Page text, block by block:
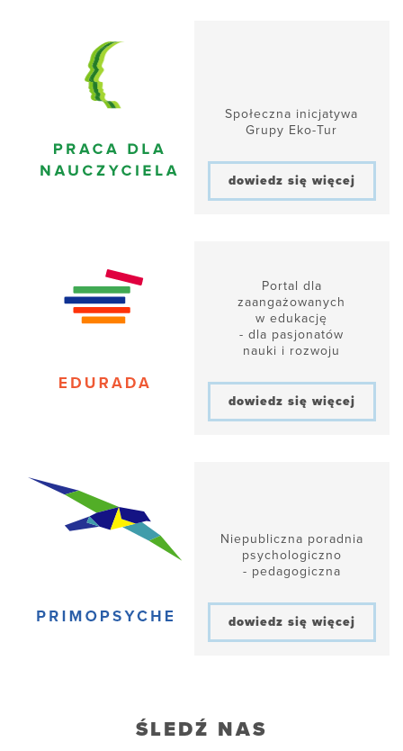
Społeczna inicjatywa
Grupy Eko-Tur
dowiedz się więcej
Portal dla
zaangażowanych
w edukację
- dla pasjonatów
nauki i rozwoju
dowiedz się więcej
Niepubliczna poradnia
psychologiczno
- pedagogiczna
dowiedz się więcej
ŚLEDŹ NAS